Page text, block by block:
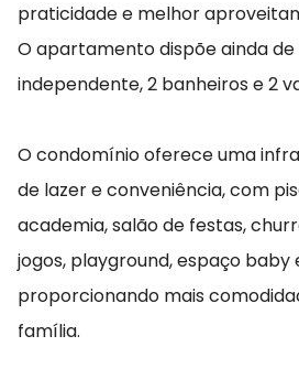
praticidade e melhor
O apartamento dispõe ainda
independente, 2 banheiros e 2
O condomínio oferece uma
de lazer e conveniência, com
academia, salão de festas,
jogos, playground, espaço
proporcionando mais
família.